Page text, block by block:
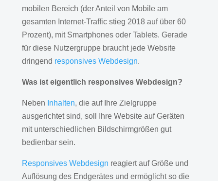
mobilen Bereich (der Anteil von Mobile am
gesamten Internet-Traffic stieg 2018 auf über 60
Prozent), mit Smartphones oder Tablets. Gerade
für diese Nutzergruppe braucht jede Website
dringend responsives Webdesign.
Was ist eigentlich responsives Webdesign?
Neben Inhalten, die auf Ihre Zielgruppe
ausgerichtet sind, soll Ihre Website auf Geräten
mit unterschiedlichen Bildschirmgrößen gut
bedienbar sein.
Responsives Webdesign reagiert auf Größe und
Auflösung des Endgerätes und ermöglicht so die